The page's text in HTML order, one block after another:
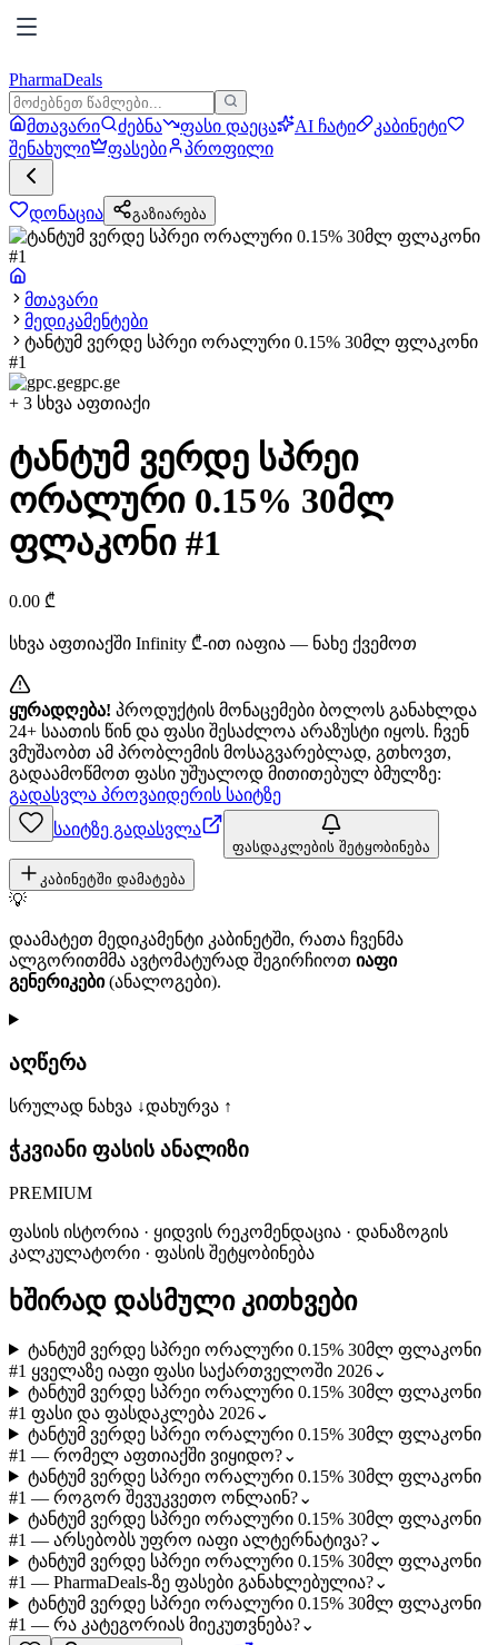
PharmaDeals
მთავარი ძებნა ფასი დაეცა AI ჩატი
კაბინეტი
შენახული
ფასები პროფილი
დონაცია გაზიარება
მთავარი
მედიკამენტები
ტანტუმ ვერდე სპრეი ორალური 0.15% 30მლ ფლაკონი
#1
gpc.ge
+ 3 სხვა აფთიაქი
ტანტუმ ვერდე სპრეი
ორალური 0.15% 30მლ
ფლაკონი #1
0.00 ₾
სხვა აფთიაქში Infinity ₾-ით იაფია — ნახე ქვემოთ
ყურადღება! პროდუქტის მონაცემები ბოლოს განახლდა
24+ საათის წინ და ფასი შესაძლოა არაზუსტი იყოს. ჩვენ
ვმუშაობთ ამ პრობლემის მოსაგვარებლად, გთხოვთ,
გადაამოწმოთ ფასი უშუალოდ მითითებულ ბმულზე:
გადასვლა პროვაიდერის საიტზე
საიტზე გადასვლა
ფასდაკლების შეტყობინება
კაბინეტში დამატება
💡
დაამატეთ მედიკამენტი კაბინეტში, რათა ჩვენმა
ალგორითმმა ავტომატურად შეგირჩიოთ იაფი
გენერიკები(ანალოგები).
აღწერა
სრულად ნახვა ↓დახურვა ↑
ჭკვიანი ფასის ანალიზი
PREMIUM
ფასის ისტორია · ყიდვის რეკომენდაცია · დანაზოგის
კალკულატორი · ფასის შეტყობინება
ხშირად დასმული კითხვები
ტანტუმ ვერდე სპრეი ორალური 0.15% 30მლ ფლაკონი
#1 ყველაზე იაფი ფასი საქართველოში 2026⌄
ტანტუმ ვერდე სპრეი ორალური 0.15% 30მლ ფლაკონი
#1 ფასი და ფასდაკლება 2026⌄
ტანტუმ ვერდე სპრეი ორალური 0.15% 30მლ ფლაკონი
#1 — რომელ აფთიაქში ვიყიდო?⌄
ტანტუმ ვერდე სპრეი ორალური 0.15% 30მლ ფლაკონი
#1 — როგორ შევუკვეთო ონლაინ?⌄
ტანტუმ ვერდე სპრეი ორალური 0.15% 30მლ ფლაკონი
#1 — არსებობს უფრო იაფი ალტერნატივა?⌄
ტანტუმ ვერდე სპრეი ორალური 0.15% 30მლ ფლაკონი
#1 — PharmaDeals-ზე ფასები განახლებულია?⌄
ტანტუმ ვერდე სპრეი ორალური 0.15% 30მლ ფლაკონი
#1 — რა კატეგორიას მიეკუთვნება?⌄